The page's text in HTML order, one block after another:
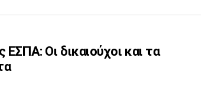
ΕΣΠΑ: Οι δικαιούχοι και τα